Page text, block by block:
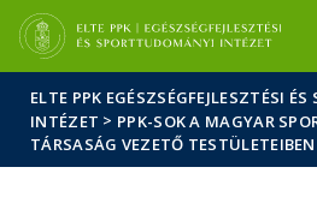
Hírek
ELTE a
ELTE PPK EGÉSZSÉGFEJLESZTÉSI
INTÉZET > PPK-SOK A MAGYAR
TÁRSASÁG VEZETŐ TESTÜLETEIBEN